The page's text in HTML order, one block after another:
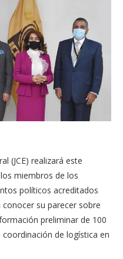
(JCE) realizará este
miembros de los
políticos acreditados
su parecer sobre
preliminar de 100
de logística en